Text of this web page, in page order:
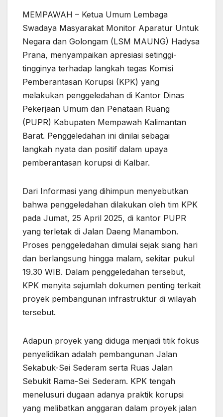
MEMPAWAH – Ketua Umum Lembaga
Swadaya Masyarakat Monitor Aparatur Untuk
Negara dan Golongam (LSM MAUNG) Hadysa
Prana, menyampaikan apresiasi setinggi-
tingginya terhadap langkah tegas Komisi
Pemberantasan Korupsi (KPK) yang
melakukan penggeledahan di Kantor Dinas
Pekerjaan Umum dan Penataan Ruang
(PUPR) Kabupaten Mempawah Kalimantan
Barat. Penggeledahan ini dinilai sebagai
langkah nyata dan positif dalam upaya
pemberantasan korupsi di Kalbar.
Dari Informasi yang dihimpun menyebutkan
bahwa penggeledahan dilakukan oleh tim KPK
pada Jumat, 25 April 2025, di kantor PUPR
yang terletak di Jalan Daeng Manambon.
Proses penggeledahan dimulai sejak siang hari
dan berlangsung hingga malam, sekitar pukul
19.30 WIB. Dalam penggeledahan tersebut,
KPK menyita sejumlah dokumen penting terkait
proyek pembangunan infrastruktur di wilayah
tersebut.
Adapun proyek yang diduga menjadi titik fokus
penyelidikan adalah pembangunan Jalan
Sekabuk-Sei Sederam serta Ruas Jalan
Sebukit Rama-Sei Sederam. KPK tengah
menelusuri dugaan adanya praktik korupsi
yang melibatkan anggaran dalam proyek jalan